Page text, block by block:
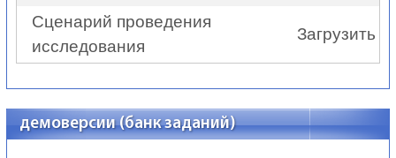
Сценарий проведения
исследования
Загрузить
демоверсии (банк заданий)